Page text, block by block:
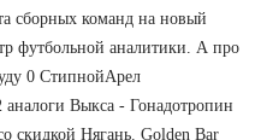
сборных команд на новый
футбольной аналитики. А про
0 СтипнойАрел
Выкса - Гонадотропин
скидкой Нягань. Golden Bar